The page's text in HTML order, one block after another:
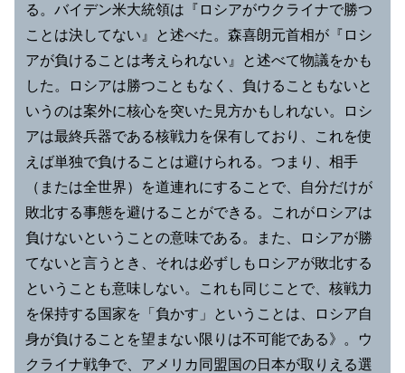
る。バイデン米大統領は『ロシアがウクライナで勝つ
ことは決してない』と述べた。森喜朗元首相が『ロシ
アが負けることは考えられない』と述べて物議をかも
した。ロシアは勝つこともなく、負けることもないと
いうのは案外に核心を突いた見方かもしれない。ロシ
アは最終兵器である核戦力を保有しており、これを使
えば単独で負けることは避けられる。つまり、相手
（または全世界）を道連れにすることで、自分だけが
敗北する事態を避けることができる。これがロシアは
負けないということの意味である。また、ロシアが勝
てないと言うとき、それは必ずしもロシアが敗北する
ということも意味しない。これも同じことで、核戦力
を保持する国家を「負かす」ということは、ロシア自
身が負けることを望まない限りは不可能である》。ウ
クライナ戦争で、アメリカ同盟国の日本が取りえる選